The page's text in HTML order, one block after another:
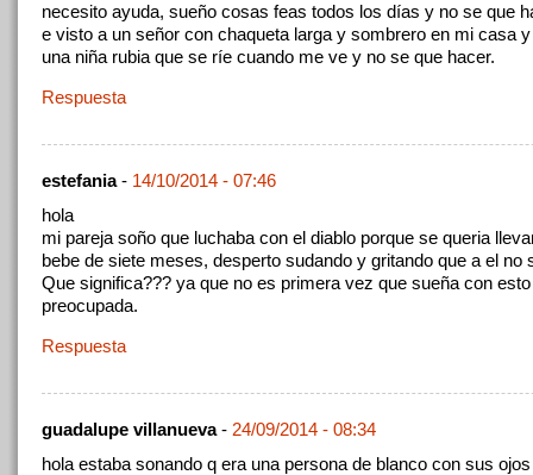
necesito ayuda, sueño cosas feas todos los días y no se que
e visto a un señor con chaqueta larga y sombrero en mi casa
una niña rubia que se ríe cuando me ve y no se que hacer.
Respuesta
estefania- 14/10/2014 - 07:46
hola
mi pareja soño que luchaba con el diablo porque se queria
bebe de siete meses, desperto sudando y gritando que a el no
Que significa??? ya que no es primera vez que sueña con
preocupada.
Respuesta
guadalupe villanueva- 24/09/2014 - 08:34
hola estaba sonando q era una persona de blanco con sus